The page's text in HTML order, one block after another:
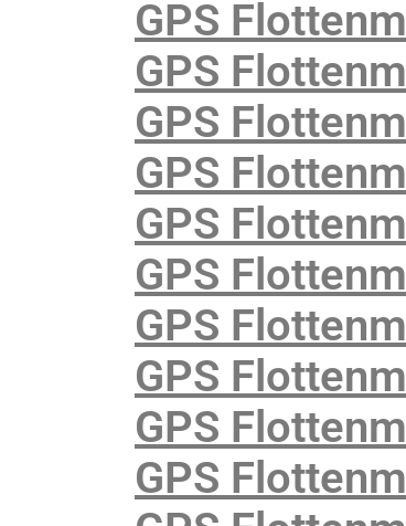
GPS
GPS
GPS
GPS
GPS
GPS
GPS
GPS
GPS
GPS